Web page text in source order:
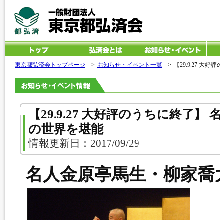
東京都弘済会トップページ > お知らせ・イベント一覧> 【29.9.27 大好
【29.9.27 大好評のうちに終了】
の世界を堪能
情報更新日：2017/09/29
名人金原亭馬生・柳家